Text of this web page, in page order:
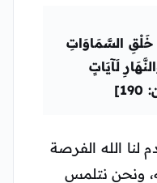
خَلْقِ السَّمَاوَاتِ
لَآيَاتٍ
لنا الله الفرصة
ونحن نتلمس